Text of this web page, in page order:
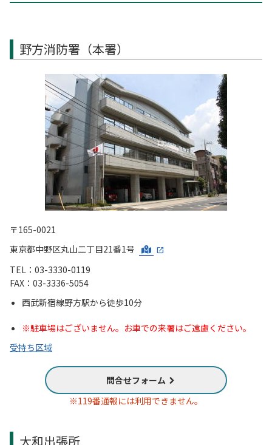
野方消防署（本署）
〒165-0021
東京都中野区丸山二丁目21番1号
TEL：03-3330-0119
FAX：03-3336-5054
西武新宿線野方駅から徒歩10分
※駐車場はございません。お車での来署はご遠慮ください。
受持ち区域
問合せフォーム
※119番通報には利用できません。
大和出張所